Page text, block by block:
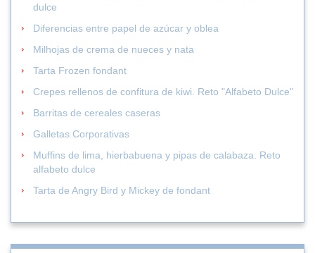
dulce
Diferencias entre papel de azúcar y oblea
Milhojas de crema de nueces y nata
Tarta Frozen fondant
Crepes rellenos de confitura de kiwi. Reto "Alfabeto Dulce"
Barritas de cereales caseras
Galletas Corporativas
Muffins de lima, hierbabuena y pipas de calabaza. Reto
alfabeto dulce
Tarta de Angry Bird y Mickey de fondant